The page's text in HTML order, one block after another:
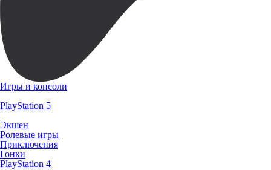
Игры и консоли
PlayStation 5
Экшен
Ролевые игры
Приключения
Гонки
PlayStation 4